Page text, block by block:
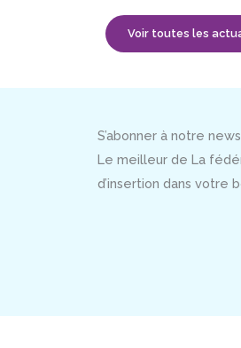
Voir toutes les
S’abonner à notre
Le meilleur de La
d’insertion dans votre